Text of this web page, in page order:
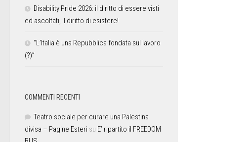
Disability Pride 2026: il diritto di essere visti
ed ascoltati, il diritto di esistere!
“L’Italia è una Repubblica fondata sul lavoro
(?)”
COMMENTI RECENTI
Teatro sociale per curare una Palestina
divisa – Pagine Esteri su E’ ripartito il FREEDOM